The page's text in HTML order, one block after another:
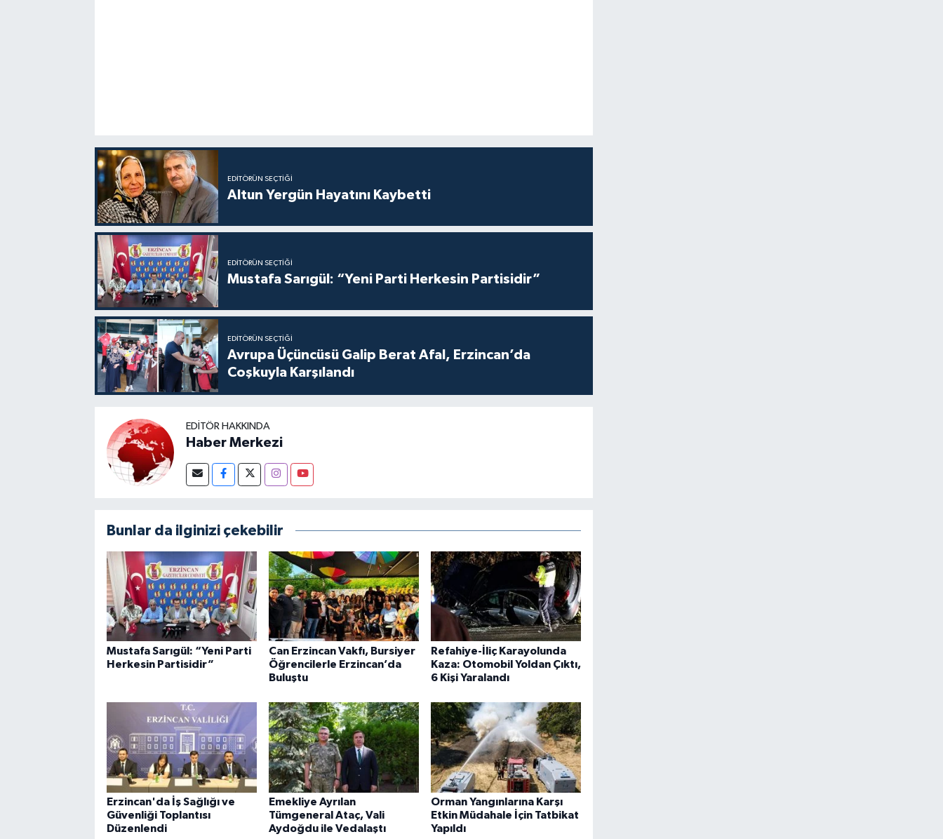
EDITÖRÜN SEÇTIĞI
Altun Yergün Hayatını Kaybetti
EDITÖRÜN SEÇTIĞI
Mustafa Sarıgül: “Yeni Parti Herkesin Partisidir”
EDITÖRÜN SEÇTIĞI
Avrupa Üçüncüsü Galip Berat Afal, Erzincan’da
Coşkuyla Karşılandı
EDITÖR HAKKINDA
Haber Merkezi
Bunlar da ilginizi çekebilir
Mustafa Sarıgül: “Yeni Parti
Herkesin Partisidir”
Can Erzincan Vakfı, Bursiyer
Öğrencilerle Erzincan’da
Buluştu
Refahiye-İliç Karayolunda
Kaza: Otomobil Yoldan Çıktı,
6 Kişi Yaralandı
Erzincan'da İş Sağlığı ve
Güvenliği Toplantısı
Düzenlendi
Emekliye Ayrılan
Tümgeneral Ataç, Vali
Aydoğdu ile Vedalaştı
Orman Yangınlarına Karşı
Etkin Müdahale İçin Tatbikat
Yapıldı